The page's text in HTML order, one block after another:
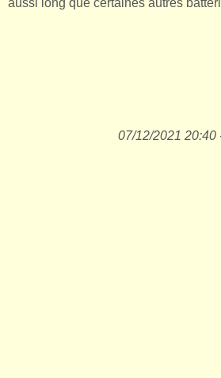
07/12/2021 20:40